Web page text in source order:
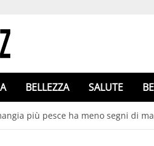
BELLEZZA SALUTE
più pesce ha meno segni di